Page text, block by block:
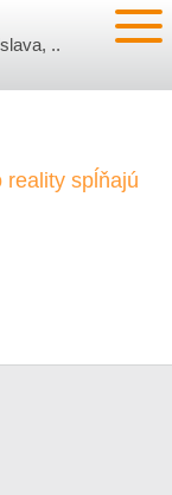
..
reality spĺňajú